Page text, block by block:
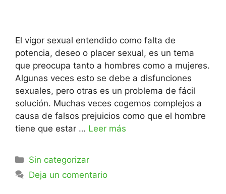
El vigor sexual entendido como falta de
potencia, deseo o placer sexual, es un tema
que preocupa tanto a hombres como a mujeres.
Algunas veces esto se debe a disfunciones
sexuales, pero otras es un problema de fácil
solución. Muchas veces cogemos complejos a
causa de falsos prejuicios como que el hombre
tiene que estar … Leer más
Sin categorizar
Deja un comentario